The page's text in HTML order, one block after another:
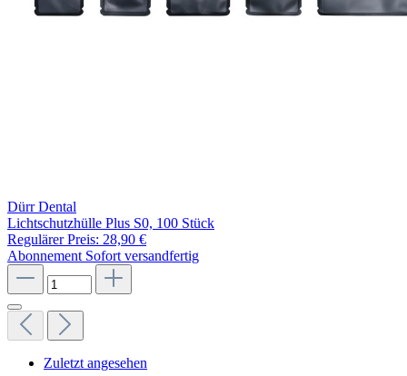
Dürr Dental
Lichtschutzhülle Plus S0, 100 Stück
Regulärer Preis: 28,90 €
Abonnement Sofort versandfertig
Zuletzt angesehen